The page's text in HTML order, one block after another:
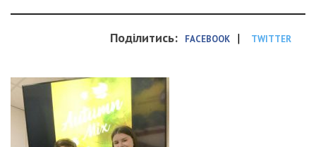
Поділитись: FACEBOOK | TWITTER